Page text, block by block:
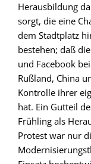
Herausbildung
sorgt, die eine
dem Stadtplatz
bestehen; daß
und Facebook
Rußland, China
Kontrolle ihrer
hat. Ein Gutteil
Frühling als
Protest war nur